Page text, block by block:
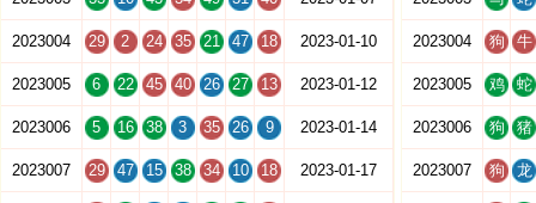
2023004 29 2 24 35 21 47 18 2023-01-10
2023005 6 22 45 40 26 27 13 2023-01-12
2023006 5 16 38 3 35 26 9 2023-01-14
2023007 29 47 15 38 34 10 18 2023-01-17
2023004 狗 牛
2023005 鸡 蛇
2023006 狗 猪
2023007 狗 龙